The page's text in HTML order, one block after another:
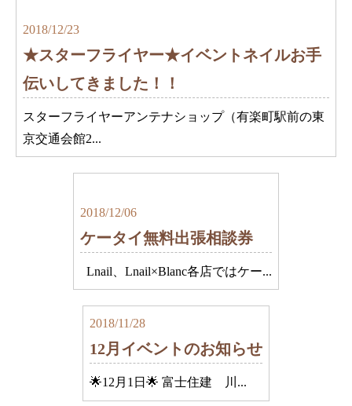
2018/12/23
★スターフライヤー★イベントネイルお手
伝いしてきました！！
スターフライヤーアンテナショップ（有楽町駅前の東
京交通会館2...
2018/12/06
ケータイ無料出張相談券
Lnail、Lnail×Blanc各店ではケー...
2018/11/28
12月イベントのお知らせ
🌟12月1日🌟 富士住建 川...